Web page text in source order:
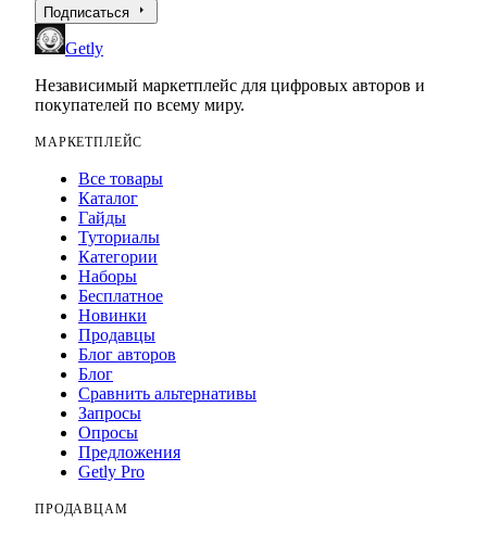
Подписаться arrow_right
Getly
Независимый маркетплейс для цифровых авторов и
покупателей по всему миру.
МАРКЕТПЛЕЙС
Все товары
Каталог
Гайды
Туториалы
Категории
Наборы
Бесплатное
Новинки
Продавцы
Блог авторов
Блог
Сравнить альтернативы
Запросы
Опросы
Предложения
Getly Pro
ПРОДАВЦАМ